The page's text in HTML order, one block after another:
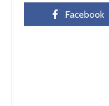
Facebook